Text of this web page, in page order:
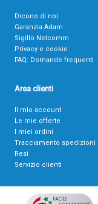
Dicono di noi
Garanzia Adam
Sigillo Netcomm
Privacy e cookie
FAQ: Domande frequenti
Area clienti
Il mio account
Le mie offerte
I miei ordini
Tracciamento spedizioni
Resi
Servizio clienti